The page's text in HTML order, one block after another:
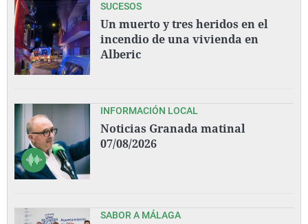
SUCESOS
Un muerto y tres heridos en el
incendio de una vivienda en
Alberic
INFORMACIÓN LOCAL
Noticias Granada matinal
07/08/2026
SABOR A MÁLAGA